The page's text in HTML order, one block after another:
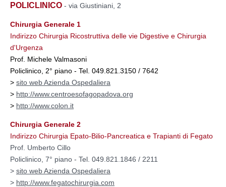
POLICLINICO - via Giustiniani, 2
Chirurgia Generale 1
Indirizzo Chirurgia Ricostruttiva delle vie Digestive e Chirurgia
d'Urgenza
Prof. Michele Valmasoni
Policlinico, 2° piano - Tel. 049.821.3150 / 7642
> sito web Azienda Ospedaliera
> http://www.centroesofagopadova.org
> http://www.colon.it
Chirurgia Generale 2
Indirizzo Chirurgia Epato-Bilio-Pancreatica e Trapianti di Fegato
Prof. Umberto Cillo
Policlinico, 7° piano - Tel. 049.821.1846 / 2211
> sito web Azienda Ospedaliera
> http://www.fegatochirurgia.com